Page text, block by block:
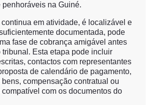
penhoráveis na Guiné.
em atividade, é localizável e
documentada, pode
fase de cobrança amigável antes
tribunal. Esta etapa pode incluir
contactos com representantes
de calendário de pagamento,
compensação contratual ou
com os documentos do